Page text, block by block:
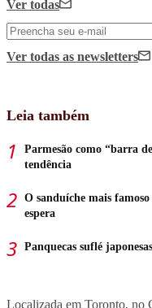
Ver todas
Ver todas as newsletters
Leia também
Parmesão como “barra
tendência
O sanduíche mais
espera
Panquecas suflé
Localizada em Toronto, no